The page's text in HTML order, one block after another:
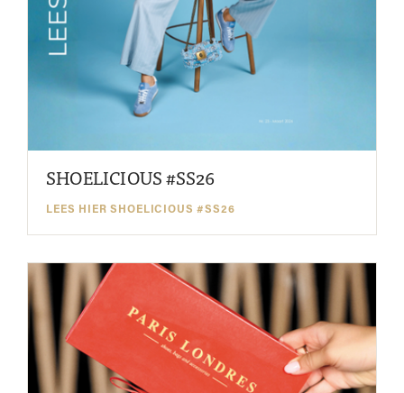
SHOELICIOUS #SS26
LEES HIER SHOELICIOUS #SS26